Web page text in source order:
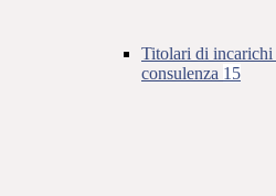
Titolari di
consulenza 15